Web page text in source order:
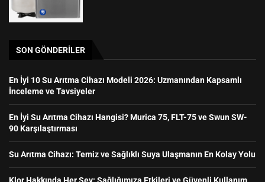
SON GÖNDERILER
En İyi 10 Su Arıtma Cihazı Modeli 2026: Uzmanından Kapsamlı
İnceleme ve Tavsiyeler
En İyi Su Arıtma Cihazı Hangisi? Murica 75, FLT-75 ve Swun SW-
90 Karşılaştırması
Su Arıtma Cihazı: Temiz ve Sağlıklı Suya Ulaşmanın En Kolay Yolu